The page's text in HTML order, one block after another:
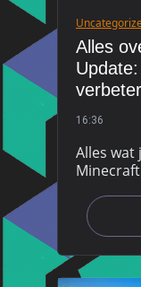
Alles
16:36
Alles wat